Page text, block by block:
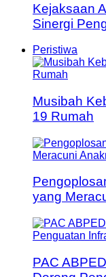
Kejaksaan
Sinergi
Peristiwa
Musibah
19 Rumah
yang
PAC